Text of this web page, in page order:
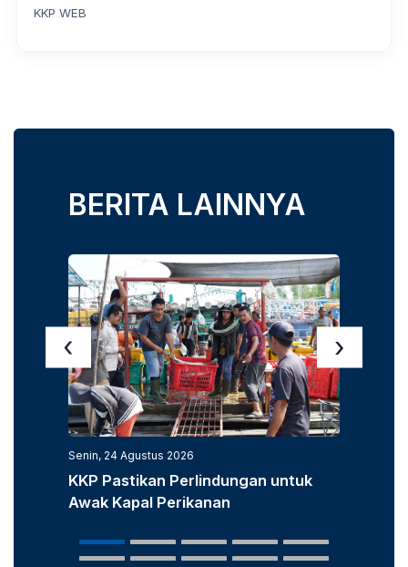
KKP WEB
BERITA LAINNYA
Senin, 24 Agustus 2026
KKP Pastikan Perlindungan untuk
Awak Kapal Perikanan
‹ ›